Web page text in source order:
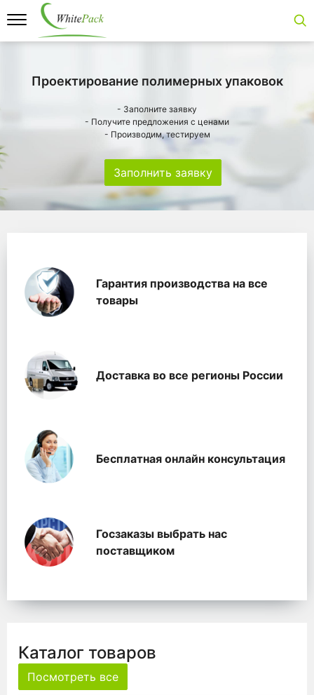
Проектирование полимерных упаковок
- Заполните заявку
- Получите предложения с ценами
- Производим, тестируем
Заполнить заявку
WhitePackГарантия производства на все
товары
Доставка во все регионы России
Бесплатная онлайн консультация
Госзаказы выбрать нас
поставщиком
Каталог товаров
Посмотреть все